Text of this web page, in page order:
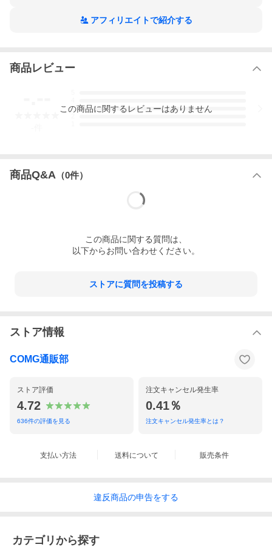
アフィリエイトで紹介する
商品レビュー
3
この商品に関するレビューはありません
商品Q&A （0件）
この商品に関する質問は、
以下からお問い合わせください。
ストアに質問を投稿する
ストア情報
COMG通販部
ストア評価
4.72
636件の評価を見る
注文キャンセル発生率
0.41％
注文キャンセル発生率とは？
支払い方法 送料について 販売条件
違反商品の申告をする
カテゴリから探す